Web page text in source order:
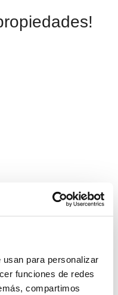
para personalizar
funciones de redes
compartimos